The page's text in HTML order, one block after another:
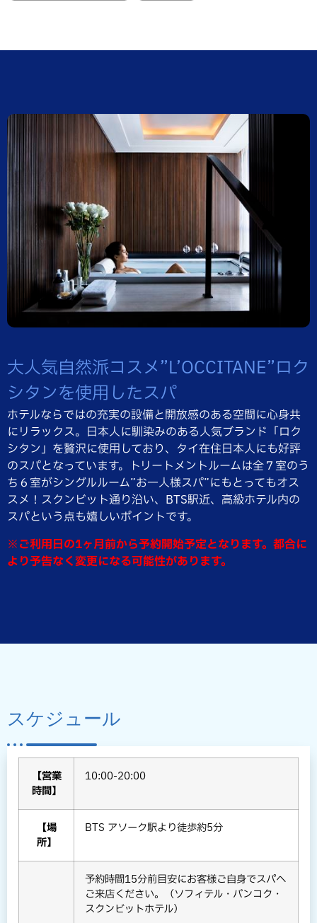
大人気自然派コスメ”L’OCCITANE”ロク
シタンを使用したスパ
ホテルならではの充実の設備と開放感のある空間に心身共
にリラックス。日本人に馴染みのある人気ブランド「ロク
シタン」を贅沢に使用しており、タイ在住日本人にも好評
のスパとなっています。トリートメントルームは全７室のう
ち６室がシングルルーム”お一人様スパ”にもとってもオス
スメ！スクンビット通り沿い、BTS駅近、高級ホテル内の
スパという点も嬉しいポイントです。
※ご利用日の1ヶ月前から予約開始予定となります。都合に
より予告なく変更になる可能性があります。
スケジュール
【営業
時間】
10:00-20:00
【場
所】
BTS アソーク駅より徒歩約5分
予約時間15分前目安にお客様ご自身でスパへ
ご来店ください。（ソフィテル・バンコク・
スクンビットホテル）